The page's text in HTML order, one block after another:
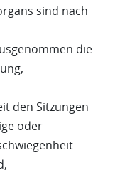
sind nach
die
den Sitzungen
oder